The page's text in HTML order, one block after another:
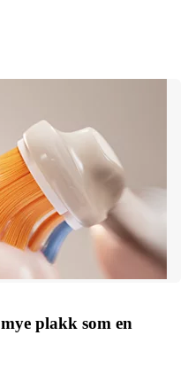
plakk som en